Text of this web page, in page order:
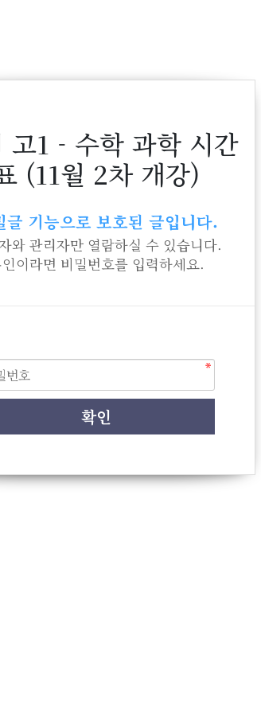
고1 - 수학 과학 시간
(11월 2차 개강)
글 기능으로 보호된 글입니다.
와 관리자만 열람하실 수 있습니다.
이라면 비밀번호를 입력하세요.